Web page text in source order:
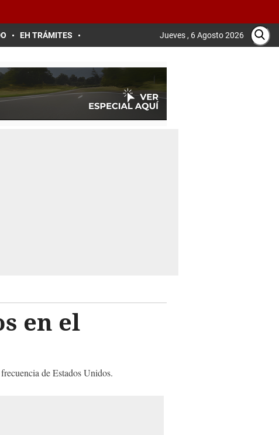
EH TRÁMITES Jueves , 6 Agosto 2026
en el
de Estados Unidos.